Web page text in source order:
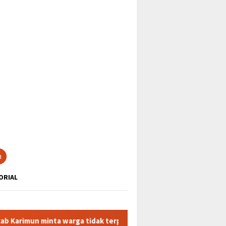
warga tidak terpancing isu liar terkait sedimen pasir laut